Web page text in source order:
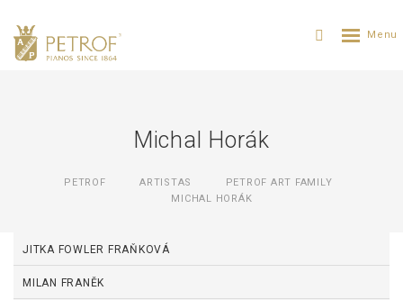
Michal Horák
PETROF ARTISTAS
PETROF ART FAMILY
MICHAL HORÁK
JITKA FOWLER FRAŇKOVÁ
MILAN FRANĚK